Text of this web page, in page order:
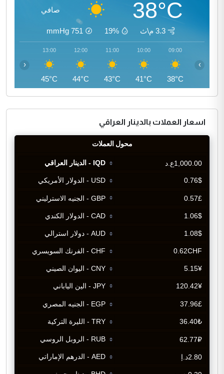
38°C صافي
3.3 م\ث 19%
751
mmHg
09:00
38°C
10:00
41°C
11:00
43°C
12:00
44°C
13:00
45°C
‹ ›
اسعار العملات بالدينار العراقي